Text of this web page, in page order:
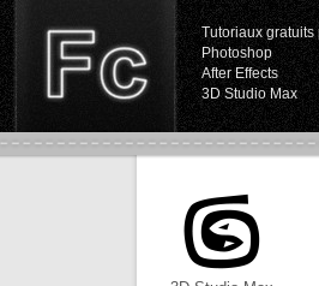
Tutoriaux gratuits
Photoshop
After Effects
3D Studio Max